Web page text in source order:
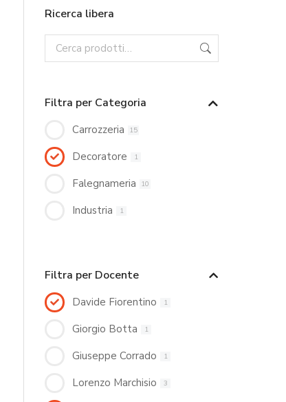
Ricerca libera
Filtra per Categoria
Carrozzeria 15
Decoratore 1
Falegnameria 10
Industria 1
Filtra per Docente
Davide Fiorentino 1
Giorgio Botta 1
Giuseppe Corrado 1
Lorenzo Marchisio 3